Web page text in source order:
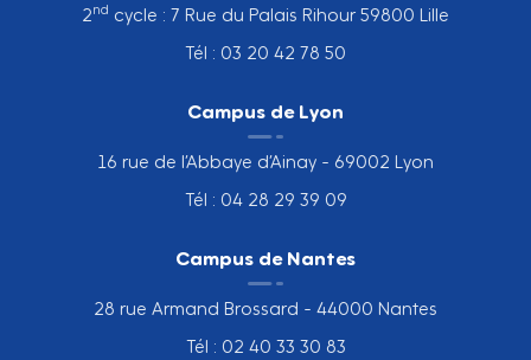
2nd cycle : 7 Rue du Palais Rihour 59800 Lille
Tél : 03 20 42 78 50
Campus de Lyon
16 rue de l’Abbaye d’Ainay - 69002 Lyon
Tél : 04 28 29 39 09
Campus de Nantes
28 rue Armand Brossard - 44000 Nantes
Tél : 02 40 33 30 83